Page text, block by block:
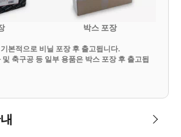
박스 포장
본적으로 비닐 포장 후 출고됩니다.
축구공 등 일부 용품은 박스 포장 후 출고됩